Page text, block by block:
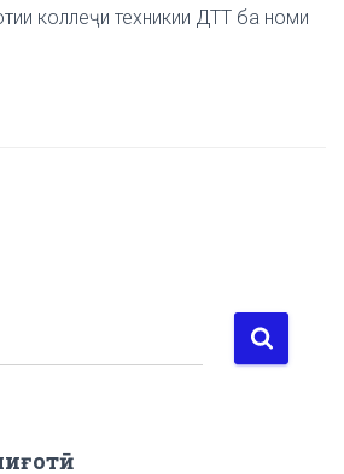
коллеҷи техникии ДТТ ба номи